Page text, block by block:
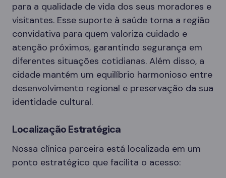
para a qualidade de vida dos seus moradores e
visitantes. Esse suporte à saúde torna a região
convidativa para quem valoriza cuidado e
atenção próximos, garantindo segurança em
diferentes situações cotidianas. Além disso, a
cidade mantém um equilíbrio harmonioso entre
desenvolvimento regional e preservação da sua
identidade cultural.
Localização Estratégica
Nossa clínica parceira está localizada em um
ponto estratégico que facilita o acesso: